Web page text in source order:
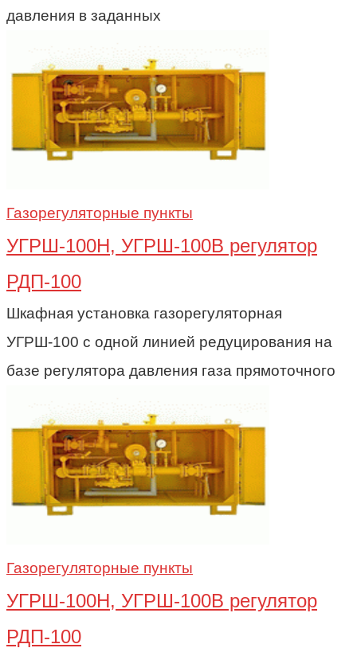
давления в заданных
Газорегуляторные пункты
УГРШ-100Н, УГРШ-100В регулятор
РДП-100
Шкафная установка газорегуляторная
УГРШ-100 с одной линией редуцирования на
базе регулятора давления газа прямоточного
Газорегуляторные пункты
УГРШ-100Н, УГРШ-100В регулятор
РДП-100